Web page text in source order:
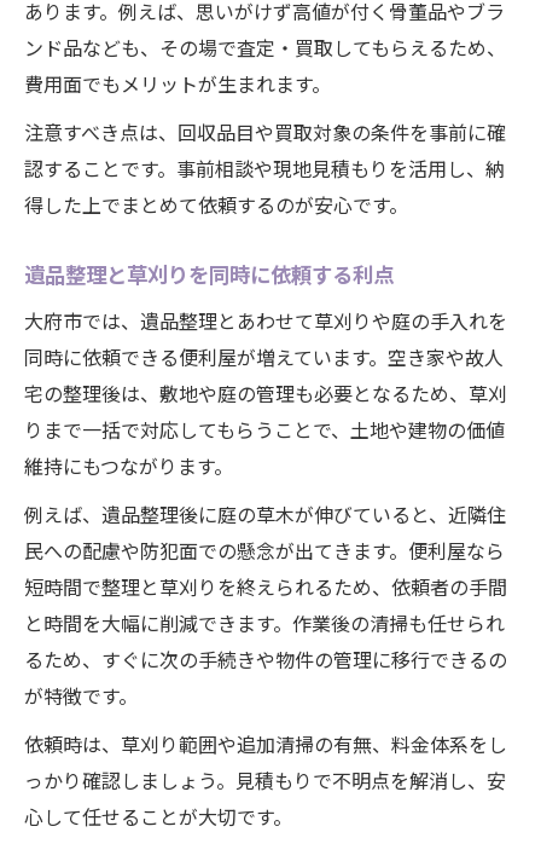
あります。例えば、思いがけず高値が付く骨董品やブラ
ンド品なども、その場で査定・買取してもらえるため、
費用面でもメリットが生まれます。
注意すべき点は、回収品目や買取対象の条件を事前に確
認することです。事前相談や現地見積もりを活用し、納
得した上でまとめて依頼するのが安心です。
遺品整理と草刈りを同時に依頼する利点
大府市では、遺品整理とあわせて草刈りや庭の手入れを
同時に依頼できる便利屋が増えています。空き家や故人
宅の整理後は、敷地や庭の管理も必要となるため、草刈
りまで一括で対応してもらうことで、土地や建物の価値
維持にもつながります。
例えば、遺品整理後に庭の草木が伸びていると、近隣住
民への配慮や防犯面での懸念が出てきます。便利屋なら
短時間で整理と草刈りを終えられるため、依頼者の手間
と時間を大幅に削減できます。作業後の清掃も任せられ
るため、すぐに次の手続きや物件の管理に移行できるの
が特徴です。
依頼時は、草刈り範囲や追加清掃の有無、料金体系をし
っかり確認しましょう。見積もりで不明点を解消し、安
心して任せることが大切です。